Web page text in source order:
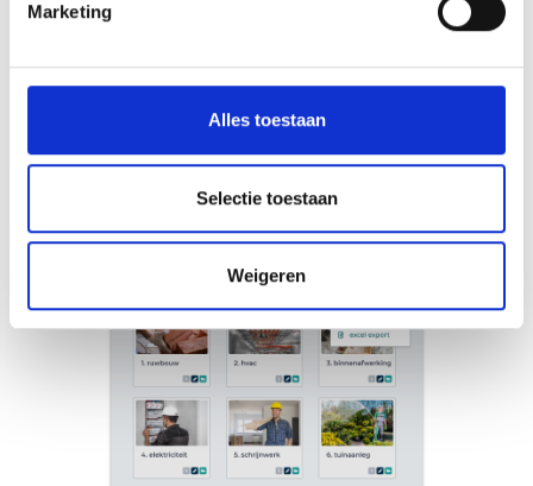
Marketing
Alles toestaan
Selectie toestaan
Weigeren